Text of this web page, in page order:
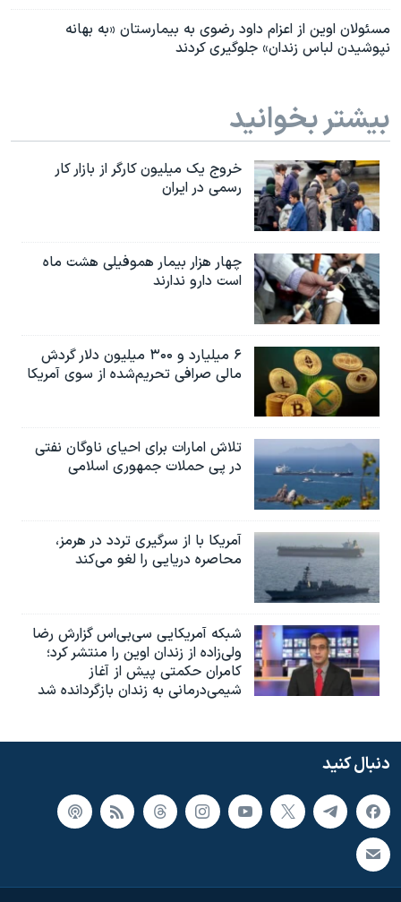
مسئولان اوین از اعزام داود رضوی به بیمارستان «به بهانه
نپوشیدن لباس زندان» جلوگیری کردند
بیشتر بخوانید
خروج یک میلیون کارگر از بازار کار
رسمی در ایران
چهار هزار بیمار هموفیلی هشت ماه
است دارو ندارند
۶ میلیارد و ۳۰۰ میلیون دلار گردش
مالی صرافی تحریم‌شده از سوی آمریکا
تلاش امارات برای احیای ناوگان نفتی
در پی حملات جمهوری اسلامی
آمریکا با از سرگیری تردد در هرمز،
محاصره دریایی را لغو می‌کند
شبکه آمریکایی سی‌بی‌‌اس گزارش رضا
ولی‌زاده از زندان اوین را منتشر کرد؛
کامران حکمتی پیش از آغاز
شیمی‌درمانی به زندان بازگردانده شد
دنبال کنید